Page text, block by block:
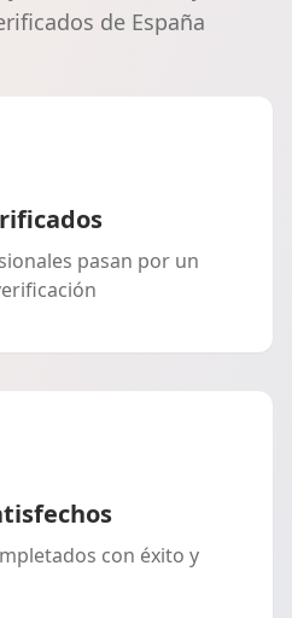
de España
pasan por un
con éxito y